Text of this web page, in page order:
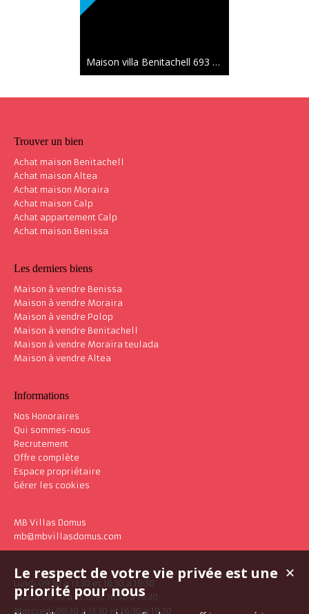
Maison villa Benitachell 693 m²
Maison villa Benitachell
Trouver un bien
Achat maison Benitachell
Achat maison Altea
Achat maison Moraira
Achat maison Calp
Achat appartement Calp
Achat maison Benissa
Les derniers biens
Maison à vendre Benissa
Maison à vendre Moraira
Maison à vendre Polop
Maison à vendre Benitachell
Maison à vendre Moraira teulada
Maison à vendre Altea
Informations
Nos Honoraires
Qui sommes-nous
Recrutement
Offre complète
Espace propriétaire
Gérer les cookies
MB Villas Domus
mb@mbvillasdomus.com
Lundi 09:30 a 13:30 et 16:30 a 19:30
Mardi 09:30 a 13:30 et 16:30 a 19:30
Mercredi 09:30 a 13:30 et 16:30 a 19:30
✕
Le respect de votre vie privée est une
priorité pour nous